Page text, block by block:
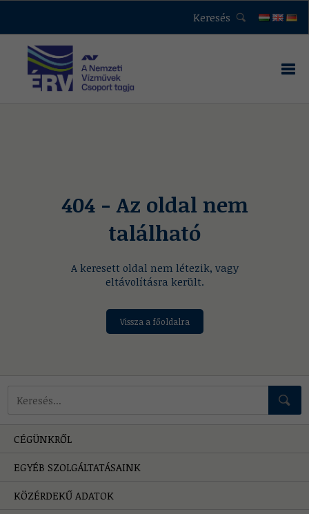
Keresés
404 - Az oldal nem
található
A keresett oldal nem létezik, vagy
eltávolításra került.
Vissza a főoldalra
Mire keressünk?
CÉGÜNKRŐL
EGYÉB SZOLGÁLTATÁSAINK
KÖZÉRDEKŰ ADATOK